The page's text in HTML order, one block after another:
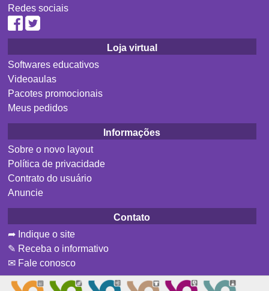
Redes sociais
Loja virtual
Softwares educativos
Videoaulas
Pacotes promocionais
Meus pedidos
Informações
Sobre o novo layout
Política de privacidade
Contrato do usuário
Anuncie
Contato
➦ Indique o site
✎ Receba o informativo
✉ Fale conosco